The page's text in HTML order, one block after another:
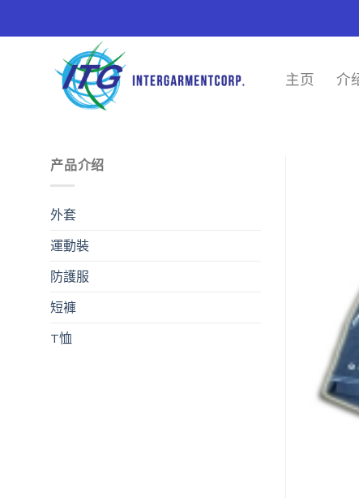
主页 介
产品介绍
外套
運動裝
防護服
短褲
T恤